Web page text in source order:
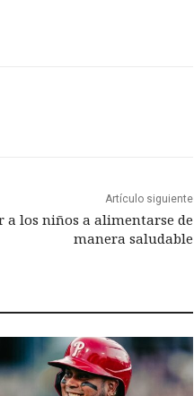
Artículo siguiente
a los niños a alimentarse de
manera saludable